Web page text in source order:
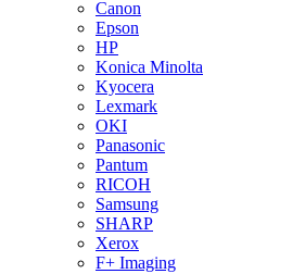
Canon
Epson
HP
Konica Minolta
Kyocera
Lexmark
OKI
Panasonic
Pantum
RICOH
Samsung
SHARP
Xerox
F+ Imaging